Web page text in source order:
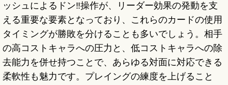
ッシュによるドン‼操作が、リーダー効果の発動を支
える重要な要素となっており、これらのカードの使用
タイミングが勝敗を分けることも多いでしょう。相手
の高コストキャラへの圧力と、低コストキャラへの除
去能力を併せ持つことで、あらゆる対面に対応できる
柔軟性も魅力です。プレイングの練度を上げること